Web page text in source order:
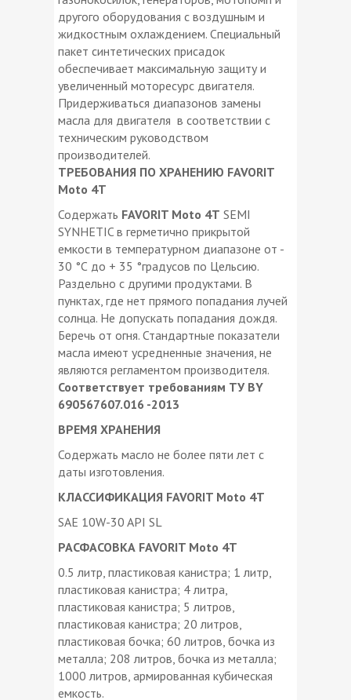
другого оборудования с воздушным и
жидкостным охлаждением. Специальный
пакет синтетических присадок
обеспечивает максимальную защиту и
увеличенный моторесурс двигателя.
Придерживаться диапазонов замены
масла для двигателя в соответствии с
техническим руководством
производителей.
ТРЕБОВАНИЯ ПО ХРАНЕНИЮ FAVORIT
Moto 4T
Содержать FAVORIT Moto 4T SEMI
SYNHETIC в герметично прикрытой
емкости в температурном диапазоне от -
30 °С до + 35 °градусов по Цельсию.
Раздельно с другими продуктами. В
пунктах, где нет прямого попадания лучей
солнца. Не допускать попадания дождя.
Беречь от огня. Стандартные показатели
масла имеют усредненные значения, не
являются регламентом производителя.
Соответствует требованиям ТУ BY
690567607.016 -2013
ВРЕМЯ ХРАНЕНИЯ
Содержать масло не более пяти лет с
даты изготовления.
КЛАССИФИКАЦИЯ FAVORIT Moto 4T
SAE 10W-30 API SL
РАСФАСОВКА FAVORIT Moto 4T
0.5 литр, пластиковая канистра; 1 литр,
пластиковая канистра; 4 литра,
пластиковая канистра; 5 литров,
пластиковая канистра; 20 литров,
пластиковая бочка; 60 литров, бочка из
металла; 208 литров, бочка из металла;
1000 литров, армированная кубическая
емкость.